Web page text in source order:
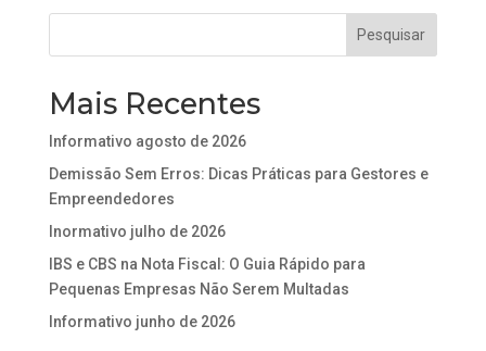
Mais Recentes
Informativo agosto de 2026
Demissão Sem Erros: Dicas Práticas para Gestores e
Empreendedores
Inormativo julho de 2026
IBS e CBS na Nota Fiscal: O Guia Rápido para
Pequenas Empresas Não Serem Multadas
Informativo junho de 2026